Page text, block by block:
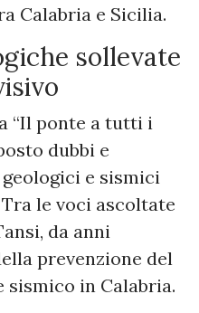
Calabria e Sicilia.
sollevate
“Il ponte a tutti i
dubbi e
e sismici
le voci ascoltate
da anni
prevenzione del
in Calabria.